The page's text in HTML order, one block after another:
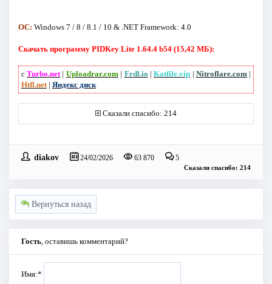
ОС: Windows 7 / 8 / 8.1 / 10 & .NET Framework: 4.0
Скачать программу PIDKey Lite 1.64.4 b54 (15,42 МБ):
сTurbo.net | Uploadrar.com | Frdl.io |Katfile.vip | Nitroflare.com |
Htfl.net| Яндекс диск
Сказали спасибо: 214
diakov 24/02/2026 63 870 5
Сказали спасибо: 214
Вернуться назад
Гость , оставишь комментарий?
Имя:*